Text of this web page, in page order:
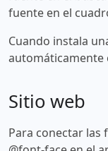
fuente en el
Cuando instala
automáticamente
Sitio web
Para conectar las